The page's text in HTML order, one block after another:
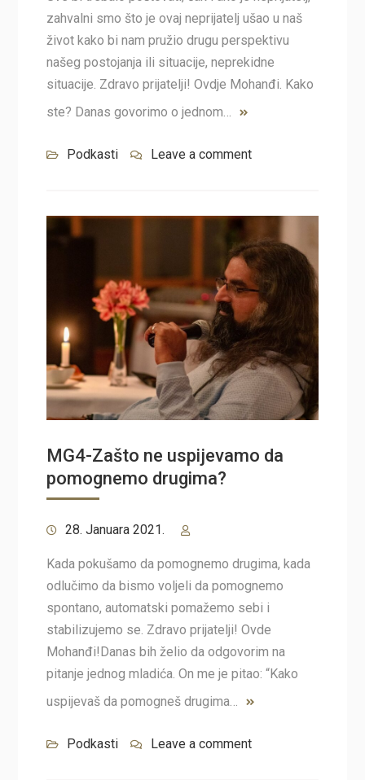
zahvalni smo što je ovaj neprijatelj ušao u naš
život kako bi nam pružio drugu perspektivu
našeg postojanja ili situacije, neprekidne
situacije. Zdravo prijatelji! Ovdje Mohanđi. Kako
ste? Danas govorimo o jednom…
Podkasti Leave a comment
MG4-Zašto ne uspijevamo da
pomognemo drugima?
28. Januara 2021.
Kada pokušamo da pomognemo drugima, kada
odlučimo da bismo voljeli da pomognemo
spontano, automatski pomažemo sebi i
stabilizujemo se. Zdravo prijatelji! Ovde
Mohanđi!Danas bih želio da odgovorim na
pitanje jednog mladića. On me je pitao: “Kako
uspijevaš da pomogneš drugima…
Podkasti Leave a comment